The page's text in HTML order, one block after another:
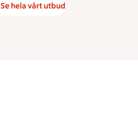
Se hela vårt utbud